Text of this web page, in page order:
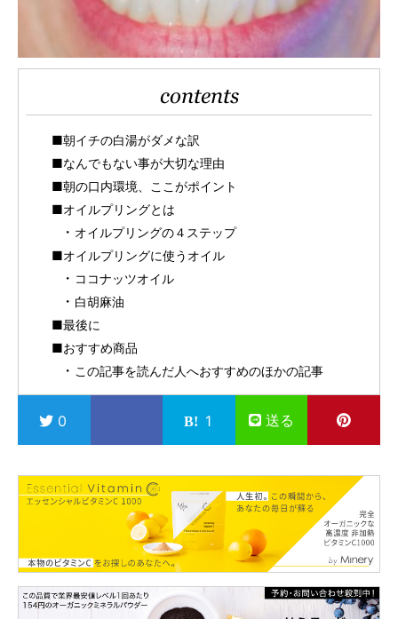
contents
■朝イチの白湯がダメな訳
■なんでもない事が大切な理由
■朝の口内環境、ここがポイント
■オイルプリングとは
オイルプリングの４ステップ
■オイルプリングに使うオイル
ココナッツオイル
白胡麻油
■最後に
■おすすめ商品
この記事を読んだ人へおすすめのほかの記事
0 1 送る